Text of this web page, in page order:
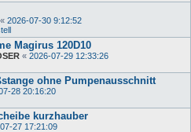
« 2026-07-30 9:12:52
Magirus 120D10
« 2026-07-29 12:33:26
ohne Pumpenausschnitt
28 20:16:20
kurzhauber
27 17:21:09